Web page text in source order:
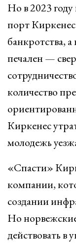
Но в 2023
порт Киркенес
банкротства,
печален —
количество
Киркенес
молодежь
«Спасти»
компании,
создании
Но
действовать